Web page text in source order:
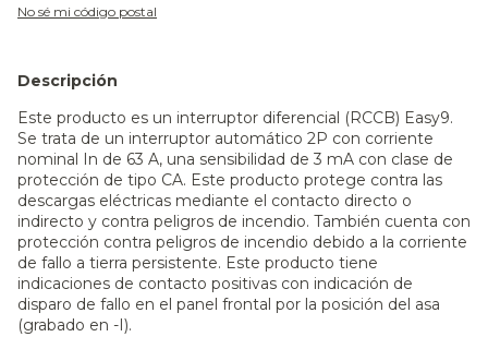
No sé mi código postal
Descripción
Este producto es un interruptor diferencial (RCCB) Easy9.
Se trata de un interruptor automático 2P con corriente
nominal In de 63 A, una sensibilidad de 3 mA con clase de
protección de tipo CA. Este producto protege contra las
descargas eléctricas mediante el contacto directo o
indirecto y contra peligros de incendio. También cuenta con
protección contra peligros de incendio debido a la corriente
de fallo a tierra persistente. Este producto tiene
indicaciones de contacto positivas con indicación de
disparo de fallo en el panel frontal por la posición del asa
(grabado en -I).